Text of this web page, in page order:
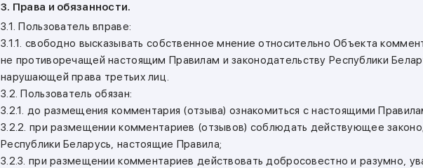
3. Права и обязанности.
3.1. Пользователь вправе:
3.1.1. свободно высказывать собственное мнение относительно Объекта
не противоречащей настоящим Правилам и законодательству Республики
нарушающей права третьих лиц.
3.2. Пользователь обязан:
3.2.1. до размещения комментария (отзыва) ознакомиться с настоящими
3.2.2. при размещении комментариев (отзывов) соблюдать действующее
Республики Беларусь, настоящие Правила;
3.2.3. при размещении комментариев действовать добросовестно и разумно,